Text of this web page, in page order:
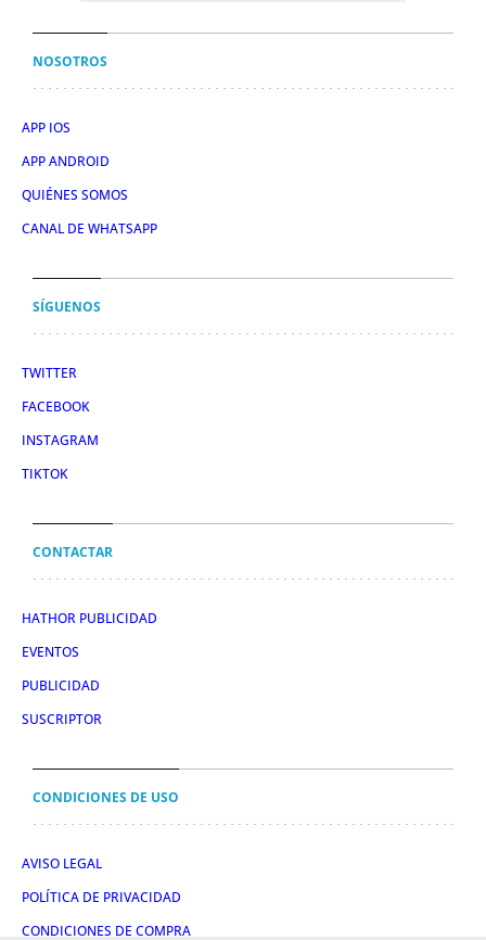
NOSOTROS
APP IOS
APP ANDROID
QUIÉNES SOMOS
CANAL DE WHATSAPP
SÍGUENOS
TWITTER
FACEBOOK
INSTAGRAM
TIKTOK
CONTACTAR
HATHOR PUBLICIDAD
EVENTOS
PUBLICIDAD
SUSCRIPTOR
CONDICIONES DE USO
AVISO LEGAL
POLÍTICA DE PRIVACIDAD
CONDICIONES DE COMPRA